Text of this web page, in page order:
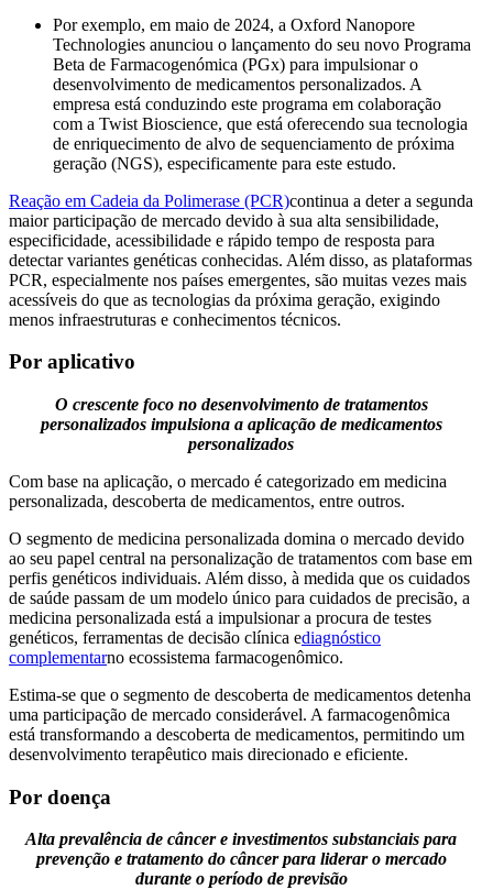
Por exemplo, em maio de 2024, a Oxford Nanopore
Technologies anunciou o lançamento do seu novo Programa
Beta de Farmacogenómica (PGx) para impulsionar o
desenvolvimento de medicamentos personalizados. A
empresa está conduzindo este programa em colaboração
com a Twist Bioscience, que está oferecendo sua tecnologia
de enriquecimento de alvo de sequenciamento de próxima
geração (NGS), especificamente para este estudo.
Reação em Cadeia da Polimerase (PCR)continua a deter a segunda
maior participação de mercado devido à sua alta sensibilidade,
especificidade, acessibilidade e rápido tempo de resposta para
detectar variantes genéticas conhecidas. Além disso, as plataformas
PCR, especialmente nos países emergentes, são muitas vezes mais
acessíveis do que as tecnologias da próxima geração, exigindo
menos infraestruturas e conhecimentos técnicos.
Por aplicativo
O crescente foco no desenvolvimento de tratamentos
personalizados impulsiona a aplicação de medicamentos
personalizados
Com base na aplicação, o mercado é categorizado em medicina
personalizada, descoberta de medicamentos, entre outros.
O segmento de medicina personalizada domina o mercado devido
ao seu papel central na personalização de tratamentos com base em
perfis genéticos individuais. Além disso, à medida que os cuidados
de saúde passam de um modelo único para cuidados de precisão, a
medicina personalizada está a impulsionar a procura de testes
genéticos, ferramentas de decisão clínica ediagnóstico
complementarno ecossistema farmacogenômico.
Estima-se que o segmento de descoberta de medicamentos detenha
uma participação de mercado considerável. A farmacogenômica
está transformando a descoberta de medicamentos, permitindo um
desenvolvimento terapêutico mais direcionado e eficiente.
Por doença
Alta prevalência de câncer e investimentos substanciais para
prevenção e tratamento do câncer para liderar o mercado
durante o período de previsão